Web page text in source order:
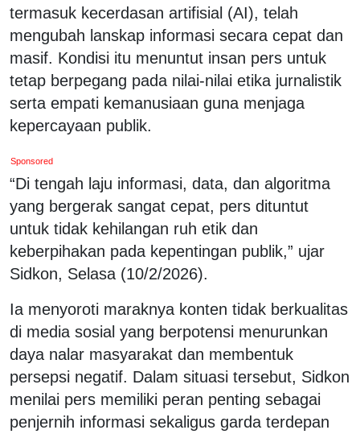
termasuk kecerdasan artifisial (AI), telah
mengubah lanskap informasi secara cepat dan
masif. Kondisi itu menuntut insan pers untuk
tetap berpegang pada nilai-nilai etika jurnalistik
serta empati kemanusiaan guna menjaga
kepercayaan publik.
Sponsored
“Di tengah laju informasi, data, dan algoritma
yang bergerak sangat cepat, pers dituntut
untuk tidak kehilangan ruh etik dan
keberpihakan pada kepentingan publik,” ujar
Sidkon, Selasa (10/2/2026).
Ia menyoroti maraknya konten tidak berkualitas
di media sosial yang berpotensi menurunkan
daya nalar masyarakat dan membentuk
persepsi negatif. Dalam situasi tersebut, Sidkon
menilai pers memiliki peran penting sebagai
penjernih informasi sekaligus garda terdepan